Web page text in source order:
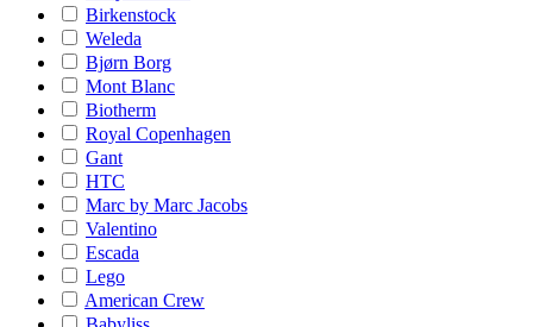
Birkenstock
Weleda
Bjørn Borg
Mont Blanc
Biotherm
Royal Copenhagen
Gant
HTC
Marc by Marc Jacobs
Valentino
Escada
Lego
American Crew